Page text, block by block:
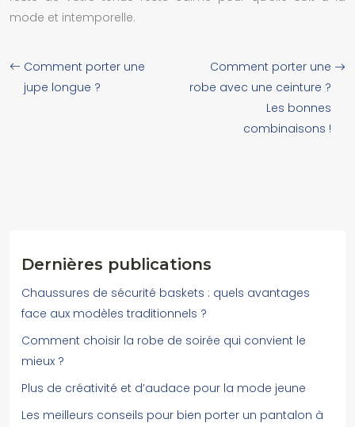
mode et intemporelle.
Comment porter une
jupe longue ?
Comment porter une
robe avec une ceinture ?
Les bonnes
combinaisons !
Dernières publications
Chaussures de sécurité baskets : quels avantages
face aux modèles traditionnels ?
Comment choisir la robe de soirée qui convient le
mieux ?
Plus de créativité et d’audace pour la mode jeune
Les meilleurs conseils pour bien porter un pantalon à